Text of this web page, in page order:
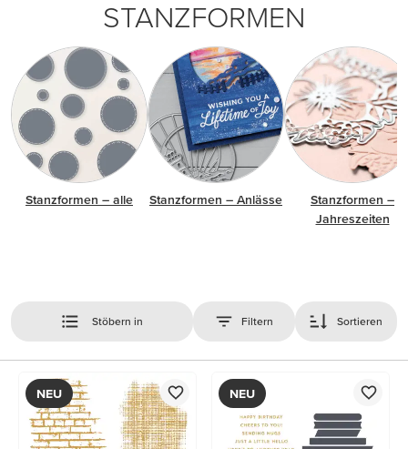
STANZFORMEN
Stanzformen – alle Stanzformen – Anlässe
Stanzformen –
Jahreszeiten
Stöbern in Filtern Sortieren
NEU NEU